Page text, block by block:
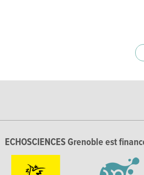
ECHOSCIENCES Grenoble est